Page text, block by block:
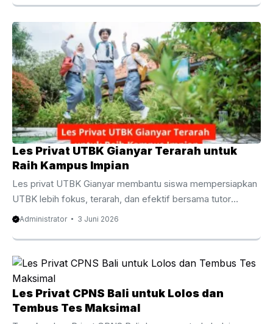
Berbasis Komputer membutuhkan persiapan yang matang,
strategi belajar yang tepat, serta pendampingan yang
sesuai dengan kebutuhan setiap siswa. Oleh karena itu, les
privat UTBK Gianyar menjadi pilihan yang semakin diminati
oleh siswa SMA dan lulusan yang ingin meningkatkan
peluang diterima di perguruan tinggi negeri impian. Berbeda
dengan pembelajaran di kelas yang ...
Les Privat UTBK Gianyar Terarah untuk
Raih Kampus Impian
Les privat UTBK Gianyar membantu siswa mempersiapkan
UTBK lebih fokus, terarah, dan efektif bersama tutor
berpengalaman untuk meningkatkan peluang lolos PTN
Kampus Impian Persaingan masuk perguruan tinggi negeri
semakin ketat dari tahun ke tahun. Oleh karena itu, banyak
siswa mulai mencari metode belajar yang lebih efektif agar
mampu menghadapi ujian dengan percaya diri. Salah satu
pilihan yang semakin diminati adalah les privat UTBK
Gianyar karena menawarkan pembelajaran yang lebih fokus,
Administrator 3 Juni 2026
Les Privat CPNS Bali untuk Lolos dan
Tembus Tes Maksimal